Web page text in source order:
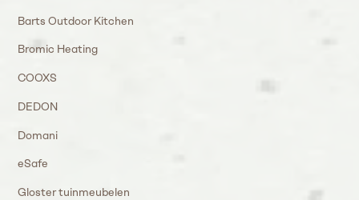
Barts Outdoor Kitchen
Bromic Heating
COOXS
DEDON
Domani
eSafe
Gloster tuinmeubelen